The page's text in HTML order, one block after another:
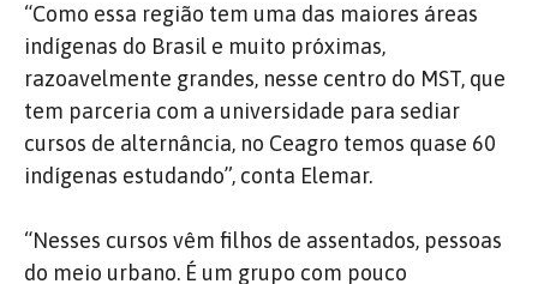
“Como essa região tem uma das maiores áreas
indígenas do Brasil e muito próximas,
razoavelmente grandes, nesse centro do MST, que
tem parceria com a universidade para sediar
cursos de alternância, no Ceagro temos quase 60
indígenas estudando”, conta Elemar.
“Nesses cursos vêm filhos de assentados, pessoas
do meio urbano. É um grupo com pouco